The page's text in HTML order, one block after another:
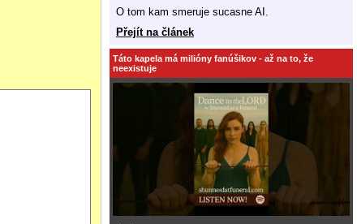
O tom kam smeruje sucasne AI.
Přejít na článek
Táto kapela má milióny fanúšikov - až na to, že
neexistuje